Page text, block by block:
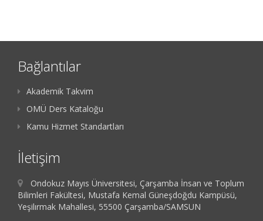
Bağlantılar
Akademik Takvim
OMÜ Ders Kataloğu
Kamu Hizmet Standartları
İletişim
Ondokuz Mayıs Üniversitesi, Çarşamba İnsan ve Toplum
Bilimleri Fakültesi, Mustafa Kemal Güneşdoğdu Kampüsü,
Yeşilırmak Mahallesi, 55500 Çarşamba/SAMSUN